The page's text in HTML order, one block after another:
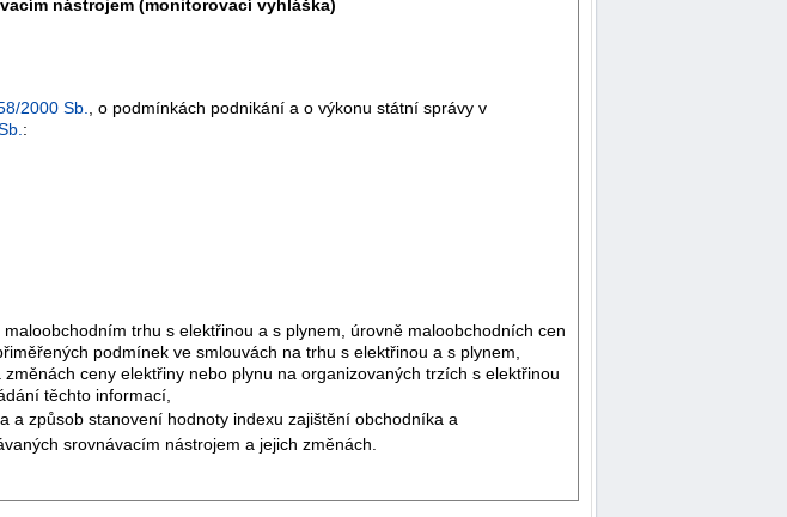
nástrojem (monitorovací vyhláška)
2000 Sb.
, o podmínkách podnikání a o výkonu státní správy v
:
trhu s elektřinou a s plynem, úrovně maloobchodních cen
podmínek ve smlouvách na trhu s elektřinou a s plynem,
ceny elektřiny nebo plynu na organizovaných trzích s elektřinou
těchto informací,
a způsob stanovení hodnoty indexu zajištění obchodníka a
srovnávacím nástrojem a jejich změnách.